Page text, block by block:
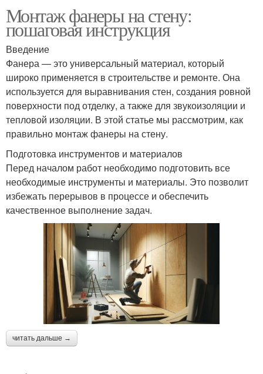
Монтаж фанеры на стену:
пошаговая инструкция
Введение
Фанера — это универсальный материал, который
широко применяется в строительстве и ремонте. Она
используется для выравнивания стен, создания ровной
поверхности под отделку, а также для звукоизоляции и
тепловой изоляции. В этой статье мы рассмотрим, как
правильно монтаж фанеры на стену.
Подготовка инструментов и материалов
Перед началом работ необходимо подготовить все
необходимые инструменты и материалы. Это позволит
избежать перерывов в процессе и обеспечить
качественное выполнение задач.
читать дальше →